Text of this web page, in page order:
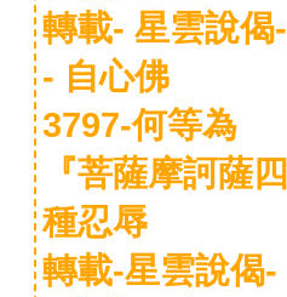
轉載- 星雲說偈-
- 自心佛
3797-何等為
『菩薩摩訶薩四
種忍辱
轉載-星雲說偈-